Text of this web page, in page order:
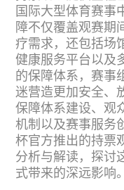
国际大型体育赛事
障不仅覆盖观赛期
疗需求，还包括场
健康服务平台以及
的保障体系，赛事
迷营造更加安全、
保障体系建设、观
机制以及赛事服务
杯官方推出的持票
分析与解读，探讨
式带来的深远影响。